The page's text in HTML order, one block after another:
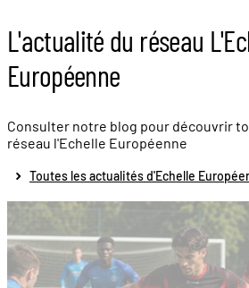
L'actualité du réseau
Européenne
Consulter notre blog pour découvrir
réseau l'Echelle Européenne
Toutes les actualités d'Echelle